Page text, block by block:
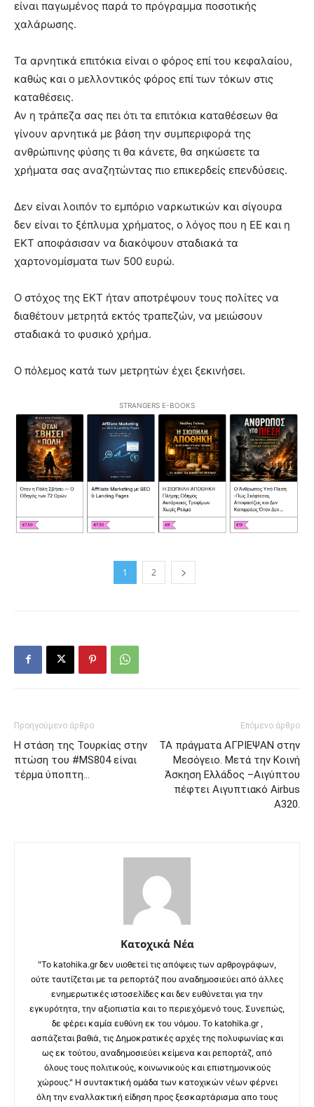
είναι παγωμένος παρά το πρόγραμμα ποσοτικής
χαλάρωσης.
Τα αρνητικά επιτόκια είναι ο φόρος επί του κεφαλαίου,
καθώς και ο μελλοντικός φόρος επί των τόκων στις
καταθέσεις.
Αν η τράπεζα σας πει ότι τα επιτόκια καταθέσεων θα
γίνουν αρνητικά με βάση την συμπεριφορά της
ανθρώπινης φύσης τι θα κάνετε, θα σηκώσετε τα
χρήματα σας αναζητώντας πιο επικερδείς επενδύσεις.
Δεν είναι λοιπόν το εμπόριο ναρκωτικών και σίγουρα
δεν είναι το ξέπλυμα χρήματος, ο λόγος που η ΕΕ και η
ΕΚΤ αποφάσισαν να διακόψουν σταδιακά τα
χαρτονομίσματα των 500 ευρώ.
Ο στόχος της ΕΚΤ ήταν αποτρέψουν τους πολίτες να
διαθέτουν μετρητά εκτός τραπεζών, να μειώσουν
σταδιακά το φυσικό χρήμα.
Ο πόλεμος κατά των μετρητών έχει ξεκινήσει.
STRANGERS E-BOOKS
1 2
Προηγούμενο άρθρο
Η στάση της Τουρκίας στην
πτώση του #MS804 είναι
τέρμα ύποπτη…
Επόμενο άρθρο
ΤΑ πράγματα ΑΓΡΙΕΨΑΝ στην
Μεσόγειο. Μετά την Κοινή
Άσκηση Ελλάδος –Αιγύπτου
πέφτει Αιγυπτιακό Αirbus
A320.
Κατοχικά Νέα
"Το katohika.gr δεν υιοθετεί τις απόψεις των αρθρογράφων,
ούτε ταυτίζεται με τα ρεπορτάζ που αναδημοσιεύει από άλλες
ενημερωτικές ιστοσελίδες και δεν ευθύνεται για την
εγκυρότητα, την αξιοπιστία και το περιεχόμενό τους. Συνεπώς,
δε φέρει καμία ευθύνη εκ του νόμου. Το katohika.gr ,
ασπάζεται βαθιά, τις Δημοκρατικές αρχές της πολυφωνίας και
ως εκ τούτου, αναδημοσιεύει κείμενα και ρεπορτάζ, από
όλους τους πολιτικούς, κοινωνικούς και επιστημονικούς
χώρους." Η συντακτική ομάδα των κατοχικών νέων φέρνει
όλη την εναλλακτική είδηση προς ξεσκαρτάρισμα απο τους